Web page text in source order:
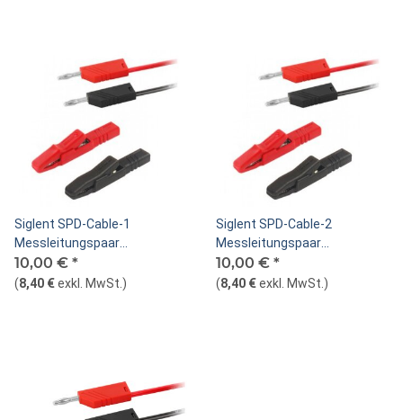
Siglent SPD-Cable-1
Messleitungspaar
Krokodilklemme zu
Bananenstecker,
10,00 € *
(8,40 €exkl. MwSt. )
Siglent SPD-Cable-2
Messleitungspaar
Krokodilklemme zu
Kabelschuh, rot/schwarz
10,00 € *
(8,40 €exkl. MwSt. )